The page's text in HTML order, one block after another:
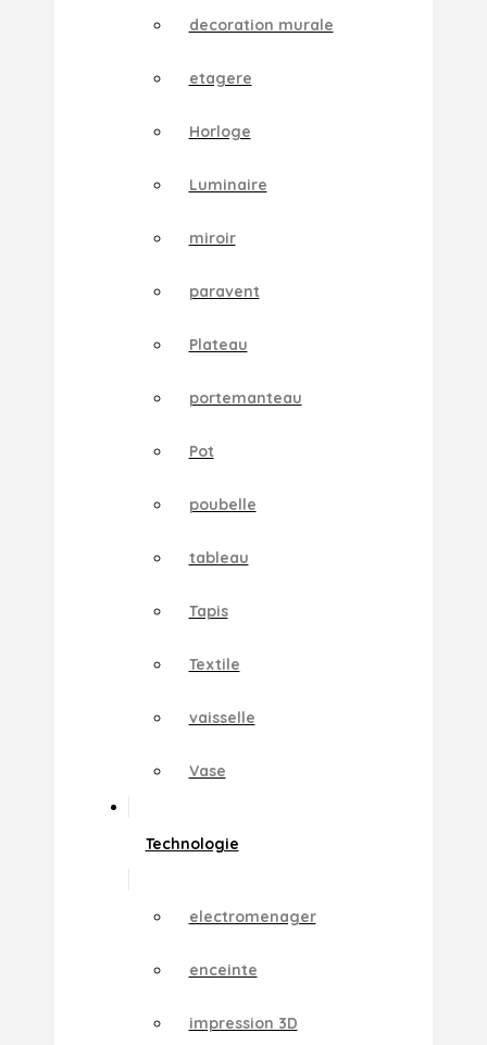
decoration murale
etagere
Horloge
Luminaire
miroir
paravent
Plateau
portemanteau
Pot
poubelle
tableau
Tapis
Textile
vaisselle
Vase
Technologie
electromenager
enceinte
impression 3D